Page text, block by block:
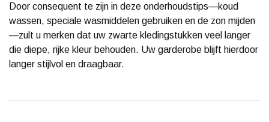
Door consequent te zijn in deze onderhoudstips—koud
wassen, speciale wasmiddelen gebruiken en de zon mijden
—zult u merken dat uw zwarte kledingstukken veel langer
die diepe, rijke kleur behouden. Uw garderobe blijft hierdoor
langer stijlvol en draagbaar.